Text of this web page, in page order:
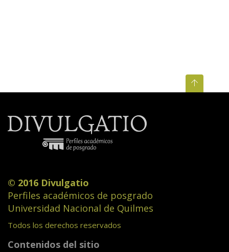
© 2016 Divulgatio
Perfiles académicos de posgrado
Universidad Nacional de Quilmes
Todos los derechos reservados
Contenidos del sitio